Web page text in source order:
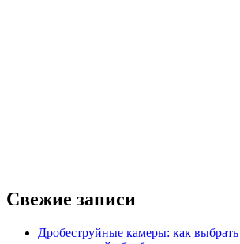
Свежие записи
Дробеструйные камеры: как